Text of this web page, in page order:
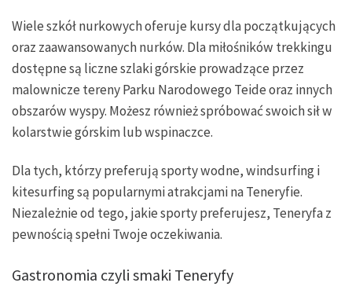
Wiele szkół nurkowych oferuje kursy dla początkujących
oraz zaawansowanych nurków. Dla miłośników trekkingu
dostępne są liczne szlaki górskie prowadzące przez
malownicze tereny Parku Narodowego Teide oraz innych
obszarów wyspy. Możesz również spróbować swoich sił w
kolarstwie górskim lub wspinaczce.
Dla tych, którzy preferują sporty wodne, windsurfing i
kitesurfing są popularnymi atrakcjami na Teneryfie.
Niezależnie od tego, jakie sporty preferujesz, Teneryfa z
pewnością spełni Twoje oczekiwania.
Gastronomia czyli smaki Teneryfy